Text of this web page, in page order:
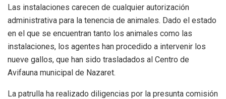
Las instalaciones carecen de cualquier autorización
administrativa para la tenencia de animales. Dado el estado
en el que se encuentran tanto los animales como las
instalaciones, los agentes han procedido a intervenir los
nueve gallos, que han sido trasladados al Centro de
Avifauna municipal de Nazaret.
La patrulla ha realizado diligencias por la presunta comisión